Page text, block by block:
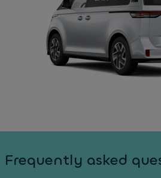
Tilhengerfeste
Tregulv i varerom
Frequently asked